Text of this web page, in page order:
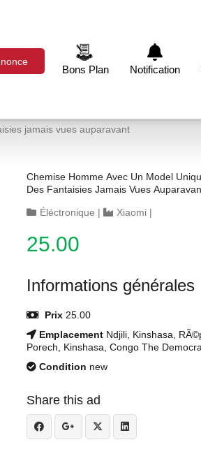
Bons Plan Notification
jamais vues auparavant
Chemise Homme Avec Un Model
Des Fantaisies Jamais Vues
Éléctronique | Xiaomi |
25.00
Informations générales
Prix 25.00
Emplacement Ndjili, Kinshasa,
Porech, Kinshasa, Congo The
Condition new
Share this ad